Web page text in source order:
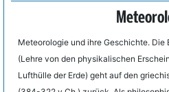
Meteorologie und ihre Geschichte.
(Lehre von den physikalischen
Lufthülle der Erde) geht auf den